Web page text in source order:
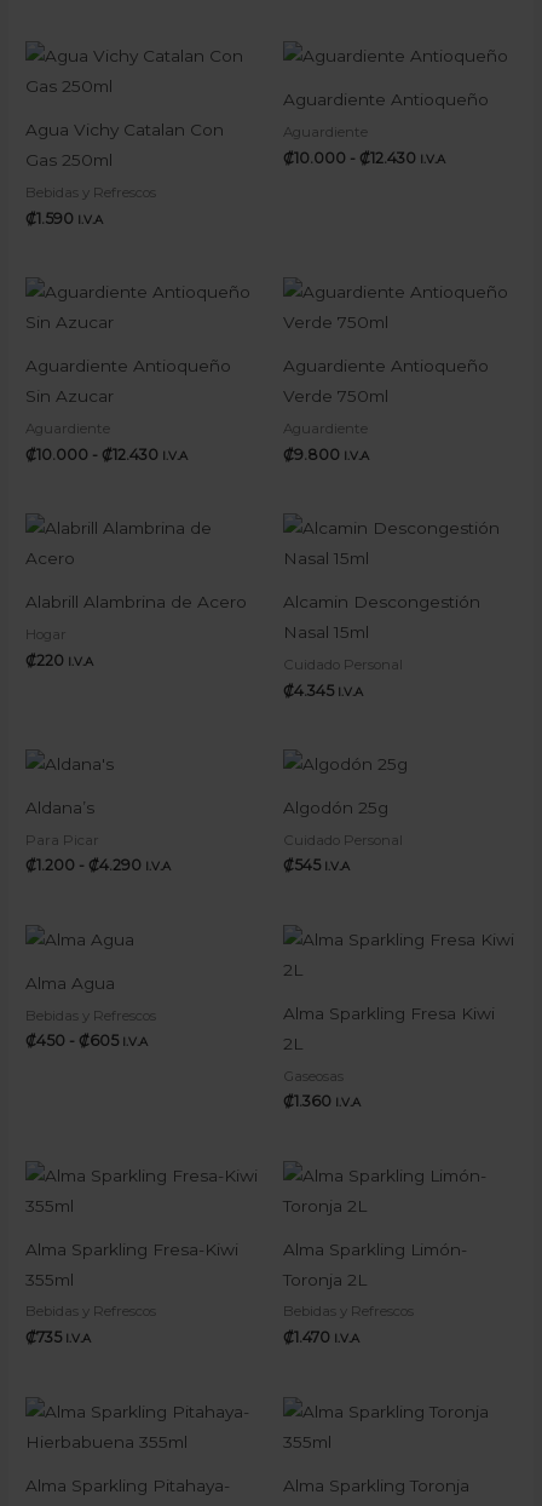
Agua Vichy Catalan Con
Gas 250ml
Bebidas y Refrescos
₡1.590 I.V.A
Aguardiente Antioqueño
Aguardiente
₡10.000 - ₡12.430
Rango
desde
₡12.430
I.V.A
Aguardiente Antioqueño
Sin Azucar
Aguardiente
₡10.000 - ₡12.430
Rango
₡10.000
I.V.A
Aguardiente Antioqueño
Verde 750ml
Aguardiente
₡9.800 I.V.A
Alabrill Alambrina de Acero
Hogar
₡220 I.V.A
Alcamin Descongestión
Nasal 15ml
Cuidado Personal
₡4.345 I.V.A
Aldana’s
Para Picar
₡1.200 - ₡4.290 ₡4.290
I.V.A
Algodón 25g
Cuidado Personal
₡545 I.V.A
Alma Agua
Bebidas y Refrescos
₡450 - ₡605
₡450
₡605
I.V.A
Alma Sparkling Fresa Kiwi
2L
Gaseosas
₡1.360 I.V.A
Alma Sparkling Fresa-Kiwi
355ml
Bebidas y Refrescos
₡735 I.V.A
Alma Sparkling Limón-
Toronja 2L
Bebidas y Refrescos
₡1.470 I.V.A
Alma Sparkling Pitahaya-
Alma Sparkling Toronja